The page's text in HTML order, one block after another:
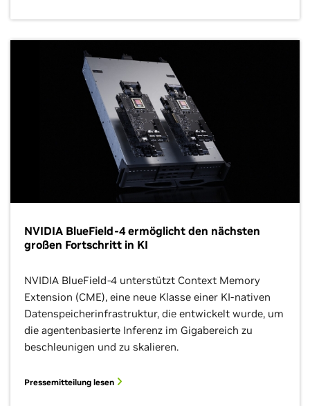
NVIDIA BlueField-4 ermöglicht den nächsten
großen Fortschritt in KI
NVIDIA BlueField-4 unterstützt Context Memory
Extension (CME), eine neue Klasse einer KI-nativen
Datenspeicherinfrastruktur, die entwickelt wurde, um
die agentenbasierte Inferenz im Gigabereich zu
beschleunigen und zu skalieren.
Pressemitteilung lesen